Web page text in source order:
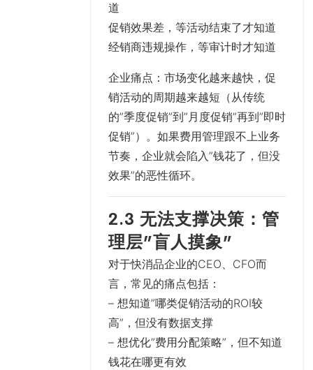
道
促销效果差，等活动结束了才知道
经销商违规操作，等审计时才知道
企业痛点 ：市场变化越来越快，促
销活动的周期越来越短（从传统
的”季度促销”到”月度促销”再到”即时
促销”）。如果费用管理跟不上业务
节奏，企业就会陷入”钱花了，但没
效果”的恶性循环。
2.3 无法支撑决策：管
理层”盲人摸象”
对于快消品企业的CEO、CFO而
言，常见的痛点包括：
– 想知道”哪类促销活动的ROI较
高”，但没有数据支撑
– 想优化”费用分配策略”，但不知道
钱花在哪更有效